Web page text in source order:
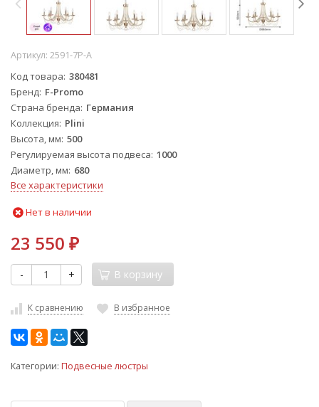
Артикул: 2591-7P-A
Код товара 380481
Бренд F-Promo
Страна бренда Германия
Коллекция Plini
Высота, мм 500
Регулируемая высота подвеса 1000
Диаметр, мм 680
Все характеристики
Нет в наличии
23 550 ₽
- + В корзину
К сравнению В избранное
Категории: Подвесные люстры